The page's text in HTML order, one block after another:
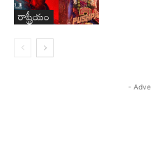
రాష్ట్రీయం
-